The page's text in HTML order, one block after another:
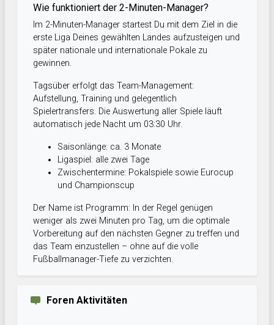
Wie funktioniert der 2-Minuten-Manager?
Im 2-Minuten-Manager startest Du mit dem Ziel in die
erste Liga Deines gewählten Landes aufzusteigen und
später nationale und internationale Pokale zu
gewinnen.
Tagsüber erfolgt das Team-Management:
Aufstellung, Training und gelegentlich
Spielertransfers. Die Auswertung aller Spiele läuft
automatisch jede Nacht um 03:30 Uhr.
Saisonlänge: ca. 3 Monate
Ligaspiel: alle zwei Tage
Zwischentermine: Pokalspiele sowie Eurocup
und Championscup
Der Name ist Programm: In der Regel genügen
weniger als zwei Minuten pro Tag, um die optimale
Vorbereitung auf den nächsten Gegner zu treffen und
das Team einzustellen – ohne auf die volle
Fußballmanager-Tiefe zu verzichten.
Foren Aktivitäten